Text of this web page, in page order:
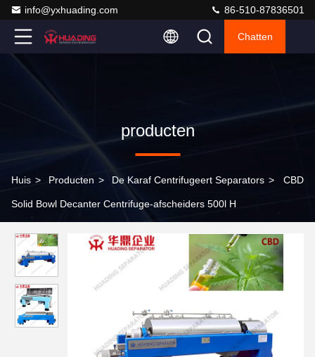
info@yxhuading.com 86-510-87836501
Chatten
producten
Huis > Producten > De Karaf Centrifugeert Separators > CBD
Solid Bowl Decanter Centrifuge-afscheiders 500l H